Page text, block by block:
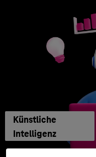
Künstliche
Intelligenz